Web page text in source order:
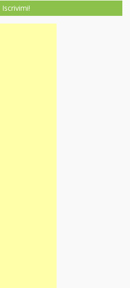
Iscrivimi!